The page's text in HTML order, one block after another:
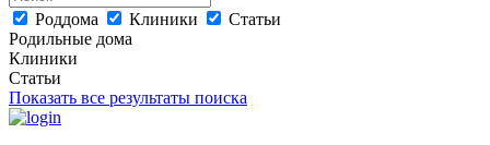
Роддома Клиники
Статьи
Родильные дома
Клиники
Статьи
Показать все результаты поиска